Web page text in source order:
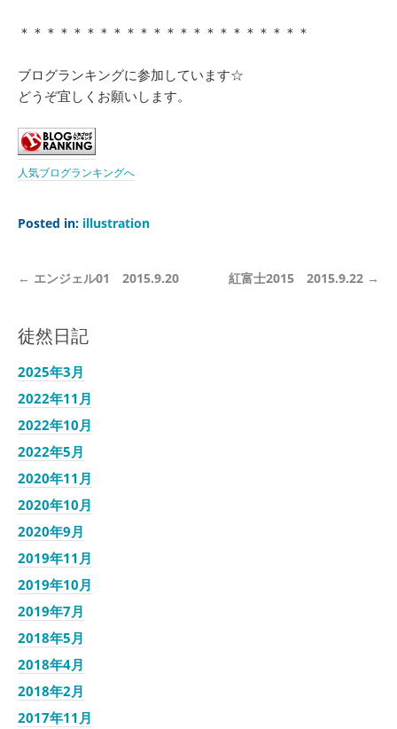
＊＊＊＊＊＊＊＊＊＊＊＊＊＊＊＊＊＊＊＊＊＊
ブログランキングに参加しています☆
どうぞ宜しくお願いします。
人気ブログランキングへ
Posted in: illustration
← エンジェル01 2015.9.20 紅富士2015 2015.9.22 →
徒然日記
2025年3月
2022年11月
2022年10月
2022年5月
2020年11月
2020年10月
2020年9月
2019年11月
2019年10月
2019年7月
2018年5月
2018年4月
2018年2月
2017年11月